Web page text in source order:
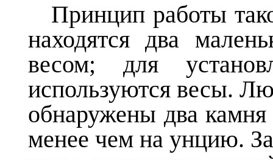
Принцип работы
находятся два
весом; для
используются весы.
обнаружены два
менее чем на унцию.